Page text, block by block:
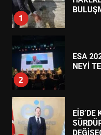
TREND HABERLER
7
1
ESA
NEYİ